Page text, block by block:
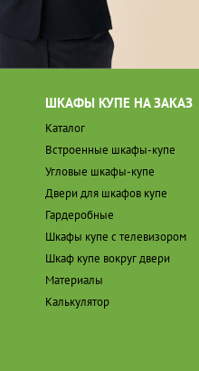
ШКАФЫ КУПЕ НА ЗАКАЗ
Каталог
Встроенные шкафы-купе
Угловые шкафы-купе
Двери для шкафов купе
Гардеробные
Шкафы купе с телевизором
Шкаф купе вокруг двери
Материалы
Калькулятор